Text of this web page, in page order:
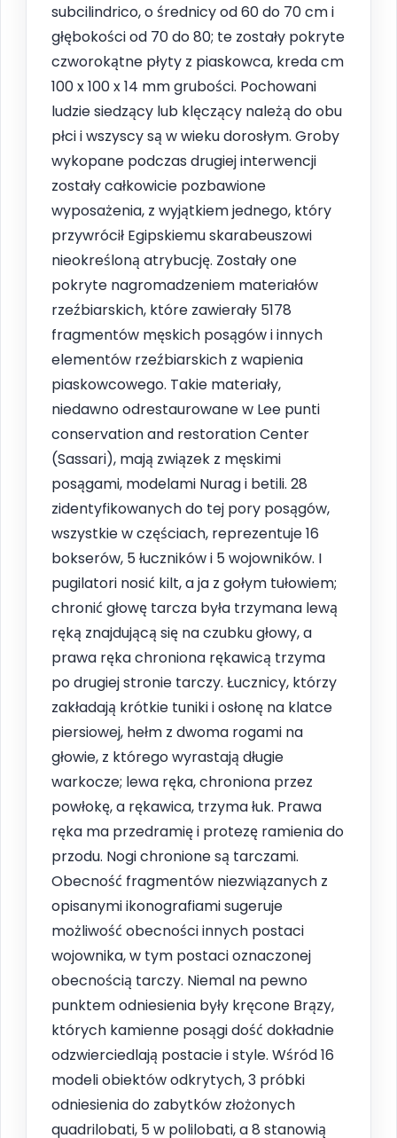
subcilindrico, o średnicy od 60 do 70 cm i
głębokości od 70 do 80; te zostały pokryte
czworokątne płyty z piaskowca, kreda cm
100 x 100 x 14 mm grubości. Pochowani
ludzie siedzący lub klęczący należą do obu
płci i wszyscy są w wieku dorosłym. Groby
wykopane podczas drugiej interwencji
zostały całkowicie pozbawione
wyposażenia, z wyjątkiem jednego, który
przywrócił Egipskiemu skarabeuszowi
nieokreśloną atrybucję. Zostały one
pokryte nagromadzeniem materiałów
rzeźbiarskich, które zawierały 5178
fragmentów męskich posągów i innych
elementów rzeźbiarskich z wapienia
piaskowcowego. Takie materiały,
niedawno odrestaurowane w Lee punti
conservation and restoration Center
(Sassari), mają związek z męskimi
posągami, modelami Nurag i betili. 28
zidentyfikowanych do tej pory posągów,
wszystkie w częściach, reprezentuje 16
bokserów, 5 łuczników i 5 wojowników. I
pugilatori nosić kilt, a ja z gołym tułowiem;
chronić głowę tarcza była trzymana lewą
ręką znajdującą się na czubku głowy, a
prawa ręka chroniona rękawicą trzyma
po drugiej stronie tarczy. Łucznicy, którzy
zakładają krótkie tuniki i osłonę na klatce
piersiowej, hełm z dwoma rogami na
głowie, z którego wyrastają długie
warkocze; lewa ręka, chroniona przez
powłokę, a rękawica, trzyma łuk. Prawa
ręka ma przedramię i protezę ramienia do
przodu. Nogi chronione są tarczami.
Obecność fragmentów niezwiązanych z
opisanymi ikonografiami sugeruje
możliwość obecności innych postaci
wojownika, w tym postaci oznaczonej
obecnością tarczy. Niemal na pewno
punktem odniesienia były kręcone Brązy,
których kamienne posągi dość dokładnie
odzwierciedlają postacie i style. Wśród 16
modeli obiektów odkrytych, 3 próbki
odniesienia do zabytków złożonych
quadrilobati, 5 w polilobati, a 8 stanowią